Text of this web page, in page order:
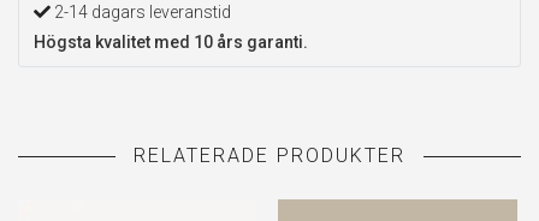
2-14 dagars leveranstid
Högsta kvalitet med 10 års garanti.